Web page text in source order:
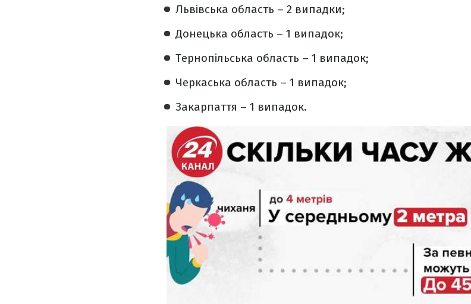
Львівська область – 2 випадки;
Донецька область – 1 випадок;
Тернопільська область – 1 випадок;
Черкаська область – 1 випадок;
Закарпаття – 1 випадок.